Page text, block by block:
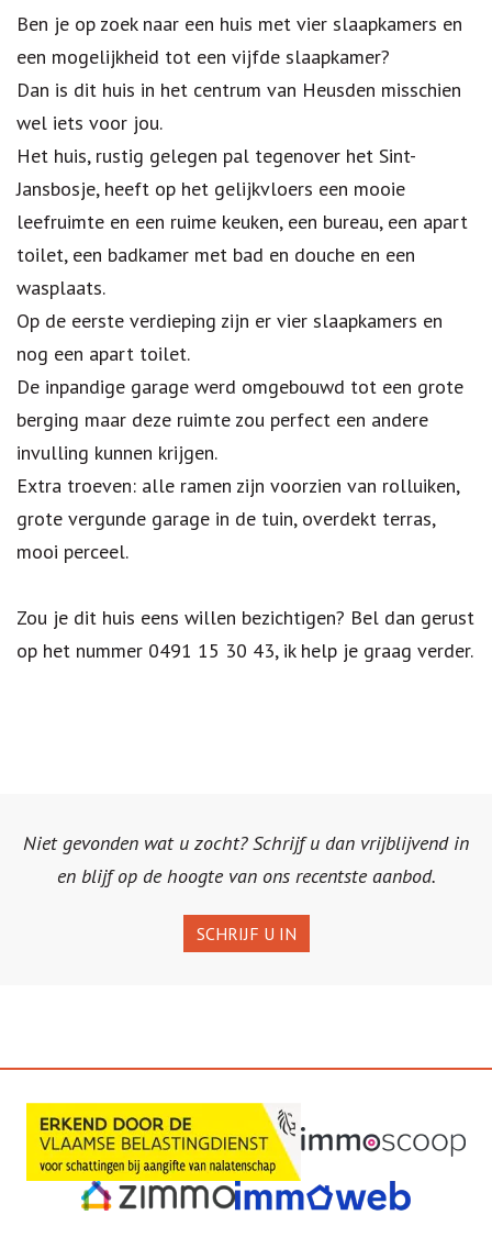
Ben je op zoek naar een huis met vier slaapkamers en
een mogelijkheid tot een vijfde slaapkamer?
Dan is dit huis in het centrum van Heusden misschien
wel iets voor jou.
Het huis, rustig gelegen pal tegenover het Sint-
Jansbosje, heeft op het gelijkvloers een mooie
leefruimte en een ruime keuken, een bureau, een apart
toilet, een badkamer met bad en douche en een
wasplaats.
Op de eerste verdieping zijn er vier slaapkamers en
nog een apart toilet.
De inpandige garage werd omgebouwd tot een grote
berging maar deze ruimte zou perfect een andere
invulling kunnen krijgen.
Extra troeven: alle ramen zijn voorzien van rolluiken,
grote vergunde garage in de tuin, overdekt terras,
mooi perceel.
Zou je dit huis eens willen bezichtigen? Bel dan gerust
op het nummer 0491 15 30 43, ik help je graag verder.
Niet gevonden wat u zocht? Schrijf u dan vrijblijvend in
en blijf op de hoogte van ons recentste aanbod.
SCHRIJF U IN